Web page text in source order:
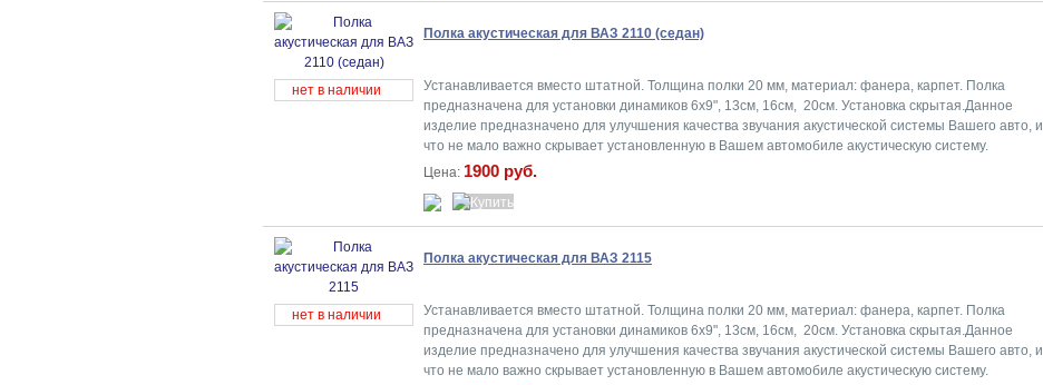
нет в наличии
Полка акустическая для ВАЗ 2110 (седан)
Устанавливается вместо штатной. Толщина полки 20 мм, материал: фанера, карпет. Полка
предназначена для установки динамиков 6x9", 13см, 16см, 20см. Установка скрытая.Данное
изделие предназначено для улучшения качества звучания акустической системы Вашего авто, и
что не мало важно скрывает установленную в Вашем автомобиле акустическую систему.
Цена: 1900 руб.
нет в наличии
Полка акустическая для ВАЗ 2115
Устанавливается вместо штатной. Толщина полки 20 мм, материал: фанера, карпет. Полка
предназначена для установки динамиков 6x9", 13см, 16см, 20см. Установка скрытая.Данное
изделие предназначено для улучшения качества звучания акустической системы Вашего авто, и
что не мало важно скрывает установленную в Вашем автомобиле акустическую систему.